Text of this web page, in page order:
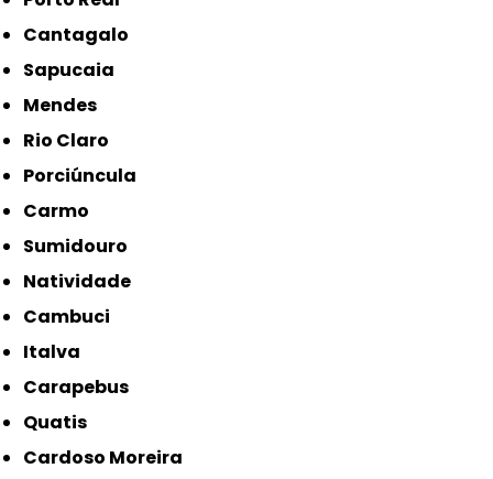
Cantagalo
Sapucaia
Mendes
Rio Claro
Porciúncula
Carmo
Sumidouro
Natividade
Cambuci
Italva
Carapebus
Quatis
Cardoso Moreira